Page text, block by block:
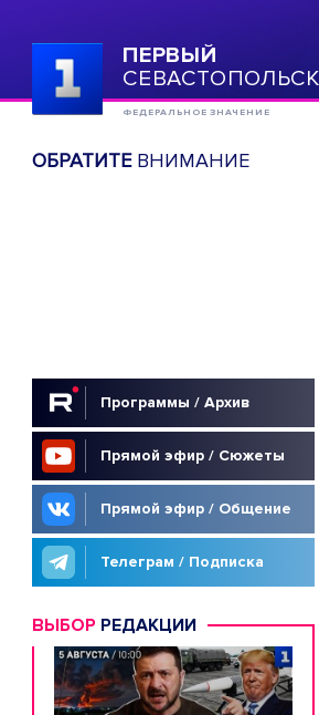
ПЕРВЫЙ
ФЕДЕРАЛЬНОЕ ЗНАЧЕНИЕ
ОБРАТИТЕВНИМАНИЕ
Программы / Архив
Прямой эфир / Сюжеты
Прямой эфир / Общение
Телеграм / Подписка
ВЫБОР РЕДАКЦИИ